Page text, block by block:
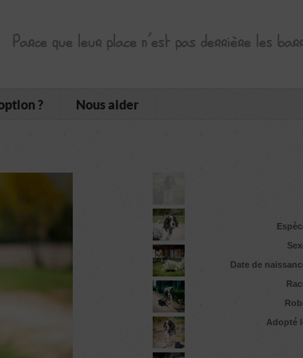
Parce que leur place n’est pas derrière les
? Nous aider
Date de
Adopté